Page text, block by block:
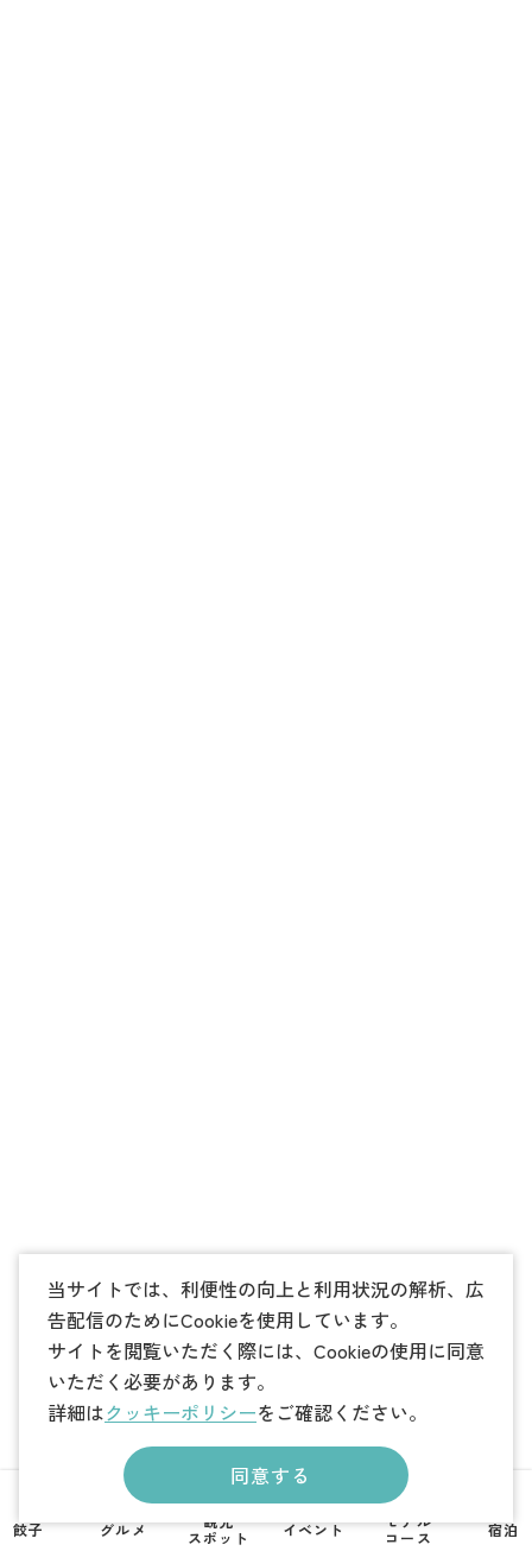
当サイトでは、利便性の向上と利用状況の解析、広
告配信のためにCookieを使用しています。
サイトを閲覧いただく際には、Cookieの使用に同意
いただく必要があります。
詳細はクッキーポリシーをご確認ください。
同意する